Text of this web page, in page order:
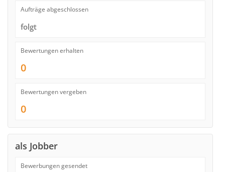
Aufträge abgeschlossen
folgt
Bewertungen erhalten
0
Bewertungen vergeben
0
als Jobber
Bewerbungen gesendet